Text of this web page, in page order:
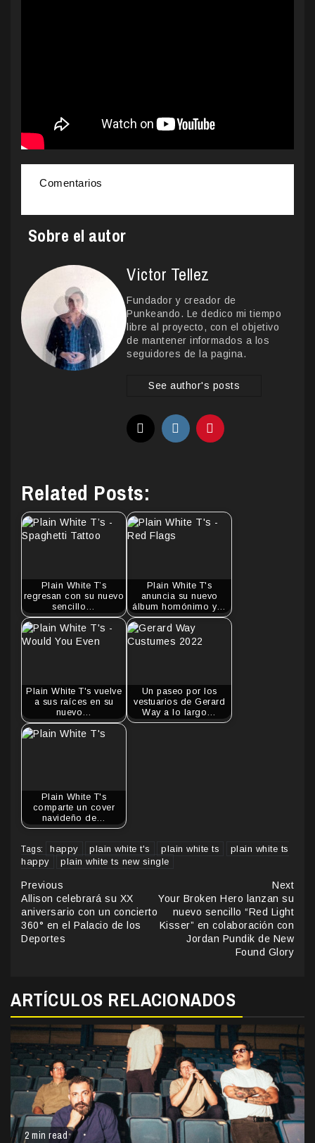
Comentarios
Sobre el autor
Victor Tellez
Fundador y creador de
Punkeando. Le dedico mi tiempo
libre al proyecto, con el objetivo
de mantener informados a los
seguidores de la pagina.
See author's posts
Related Posts:
Plain White T’s
regresan con su nuevo
sencillo…
Plain White T's
anuncia su nuevo
álbum homónimo y…
Plain White T's vuelve
a sus raíces en su
nuevo…
Un paseo por los
vestuarios de Gerard
Way a lo largo…
Plain White T's
comparte un cover
navideño de…
Tags: happy plain white t's plain white ts
plain white ts
happy
plain white ts new single
Continue
Reading
Previous
Allison celebrará su XX
aniversario con un concierto
360° en el Palacio de los
Deportes
Next
Your Broken Hero lanzan su
nuevo sencillo “Red Light
Kisser” en colaboración con
Jordan Pundik de New
Found Glory
ARTÍCULOS RELACIONADOS
2 min read